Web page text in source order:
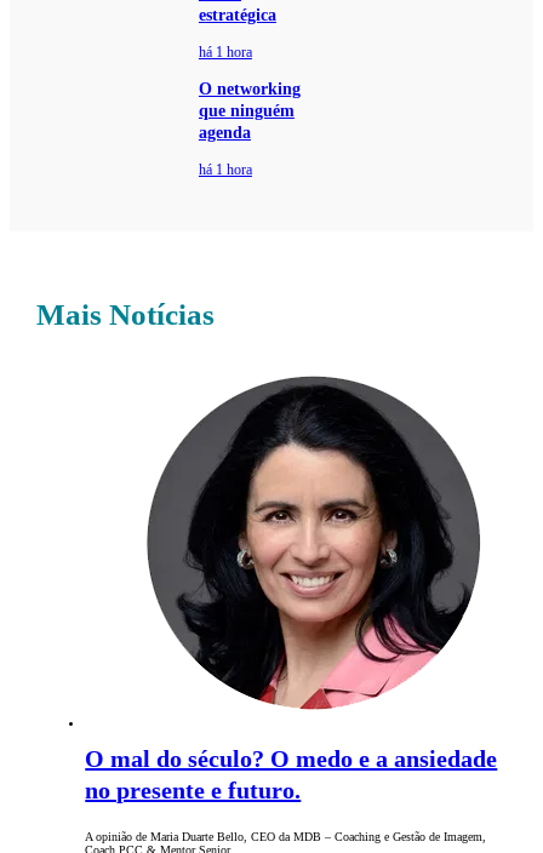
estratégica
há 1 hora
O networking
que ninguém
agenda
há 1 hora
Mais Notícias
O mal do século? O medo e a ansiedade
no presente e futuro.
A opinião de Maria Duarte Bello, CEO da MDB – Coaching e Gestão de Imagem,
Coach PCC & Mentor Senior